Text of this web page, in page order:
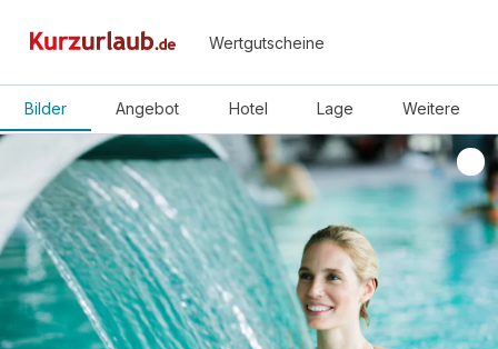
Wertgutscheine
Bilder Angebot Hotel Lage Weitere